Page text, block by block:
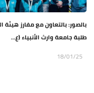
بالصور: بالتعاون مع مفارز
طلبة جامعة وارث الأنبياء (ع...
18/01/25